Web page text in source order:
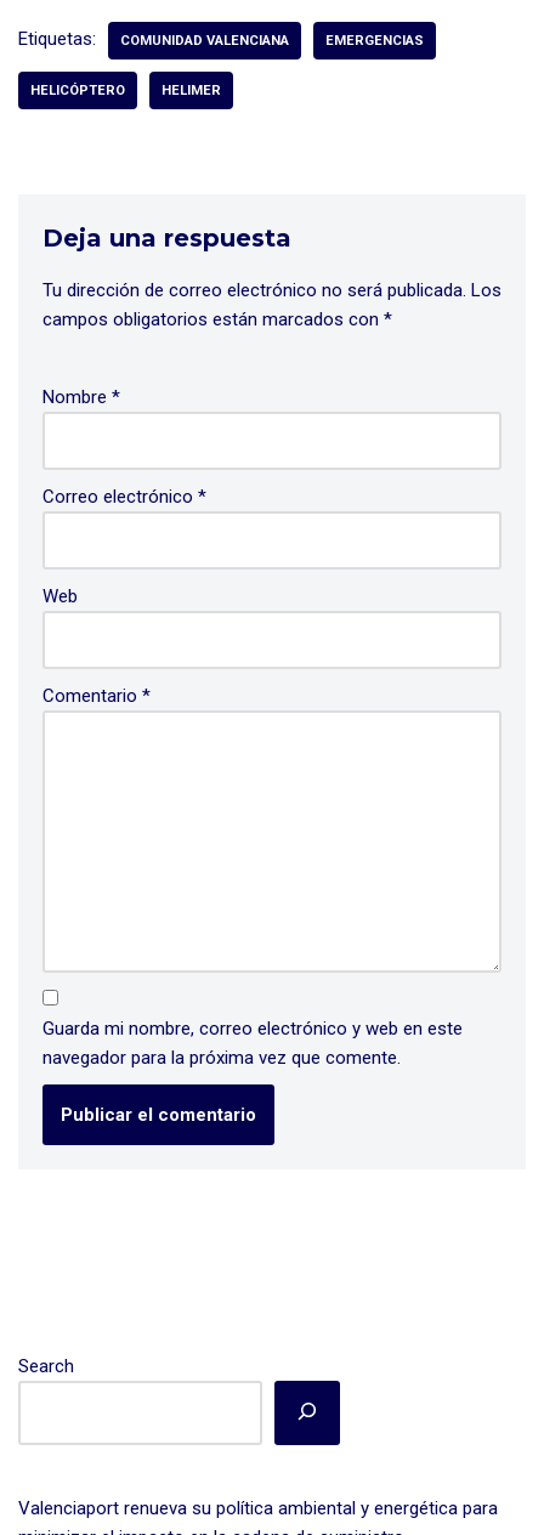
dI
n
b
o
o
p
Etiquetas: COMUNIDAD VALENCIANA EMERGENCIAS
HELICÓPTERO HELIMER
Deja una respuesta
Tu dirección de correo electrónico no será publicada. Los
campos obligatorios están marcados con *
Nombre *
Correo electrónico *
Web
Comentario *
Guarda mi nombre, correo electrónico y web en este
navegador para la próxima vez que comente.
Search
Valenciaport renueva su política ambiental y energética para